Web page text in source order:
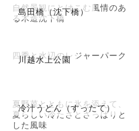
島田橋（沈下橋）
自然景観にとけこむ風情のあ
る木造沈下橋
川越水上公園
四季と水辺のレジャーパーク
冷汁うどん（すったて）
夏野菜とともに氷を添えて、
夏らしい冷たさとさっぱりと
した風味